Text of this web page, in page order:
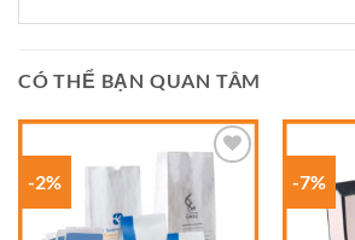
CÓ THỂ BẠN QUAN TÂM
-2% -7%